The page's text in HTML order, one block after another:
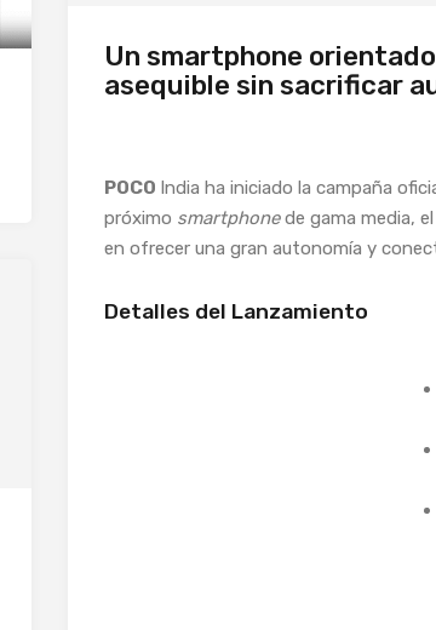
Un smartphone
asequible sin sacrificar
POCO India ha iniciado la campaña
próximo smartphonede gama media, el
en ofrecer una gran autonomía y
Detalles del Lanzamiento